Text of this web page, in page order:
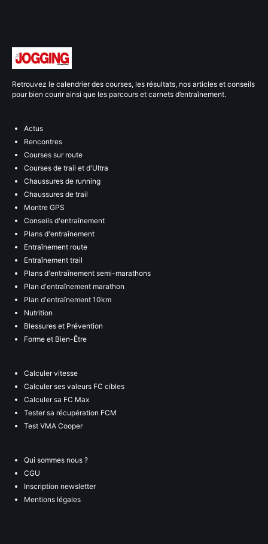
Retrouvez le calendrier des courses, les résultats, nos articles et conseils
pour bien courir ainsi que les parcours et carnets d’entraînement.
Actus
Rencontres
Courses sur route
Courses de trail et d'Ultra
Chaussures de running
Chaussures de trail
Montre GPS
Conseils d'entraînement
Plans d'entraînement
Entraînement route
Entraînement trail
Plans d'entraînement semi-marathons
Plan d'entraînement marathon
Plan d'entraînement 10km
Nutrition
Blessures et Prévention
Forme et Bien-Être
Calculer vitesse
Calculer ses valeurs FC cibles
Calculer sa FC Max
Tester sa récupération FCM
Test VMA Cooper
Qui sommes nous ?
CGU
Inscription newsletter
Mentions légales